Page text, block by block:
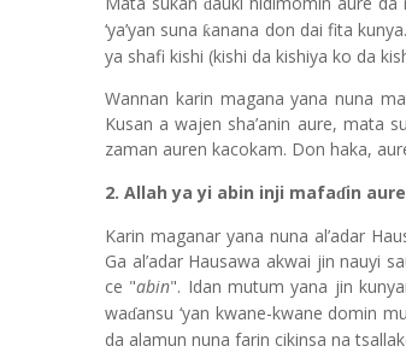
ɗ
‘ya’yan sunaƙanana don dai fita
ya shafi kishi (kishi da kishiya ko da
Wannan karin magana yana nuna
Kusan a wajen sha’anin aure, mata
zaman auren kacokam. Don haka,
2. Allah ya yi abin inji mafaɗin
Karin maganar yana nuna al’adar
Ga al’adar Hausawa akwai jin nauyi
ce "abin". Idan mutum yana jin
waɗansu ‘yan kwane-kwane domin
da alamun nuna farin cikinsa na